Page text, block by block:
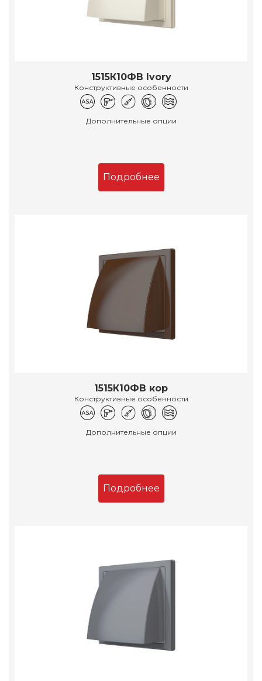
1515К10ФВ Ivory
Конструктивные особенности
Дополнительные опции
Подробнее
1515К10ФВ кор
Конструктивные особенности
Дополнительные опции
Подробнее